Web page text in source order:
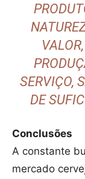
SERVIÇO,
DE
Conclusões
A constante
mercado